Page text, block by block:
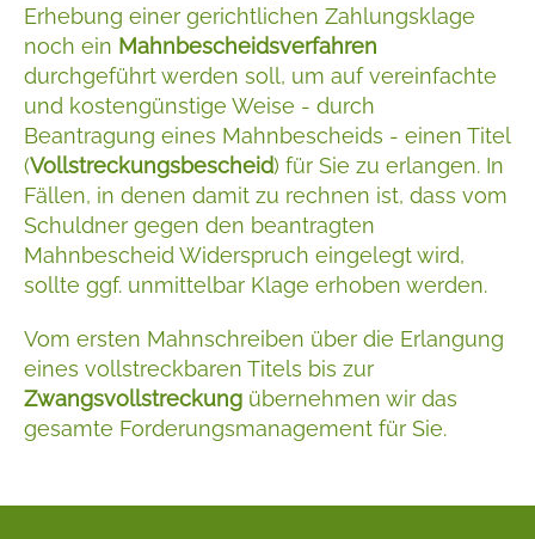
Erhebung einer gerichtlichen Zahlungsklage
noch ein Mahnbescheidsverfahren
durchgeführt werden soll, um auf vereinfachte
und kostengünstige Weise - durch
Beantragung eines Mahnbescheids - einen Titel
(Vollstreckungsbescheid) für Sie zu erlangen. In
Fällen, in denen damit zu rechnen ist, dass vom
Schuldner gegen den beantragten
Mahnbescheid Widerspruch eingelegt wird,
sollte ggf. unmittelbar Klage erhoben werden.
Vom ersten Mahnschreiben über die Erlangung
eines vollstreckbaren Titels bis zur
Zwangsvollstreckung übernehmen wir das
gesamte Forderungsmanagement für Sie.